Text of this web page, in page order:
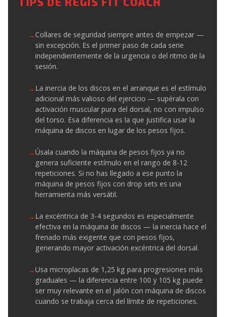
Collares de seguridad siempre antes de empezar —
sin excepción. Es el primer paso de cada serie
independientemente de la urgencia o del ritmo de la
sesión.
La inercia de los discos en el arranque es el estímulo
adicional más valioso del ejercicio — supérala con
activación muscular pura del dorsal, no con impulso
del torso. Esa diferencia es la que justifica usar la
máquina de discos en lugar de los pesos fijos.
Úsala cuando la máquina de pesos fijos ya no
genera suficiente estímulo en el rango de 8-12
repeticiones. Si no has llegado a ese punto la
máquina de pesos fijos con drop sets es una
herramienta más versátil.
La excéntrica de 3-4 segundos es especialmente
efectiva en la máquina de discos — la inercia hace el
frenado más exigente que con pesos fijos,
generando mayor activación excéntrica del dorsal.
Usa microplacas de 1,25 kg para progresiones más
graduales — la diferencia entre 100 y 105 kg puede
ser muy relevante en el jalón con máquina de discos
cuando se trabaja cerca del límite de repeticiones.